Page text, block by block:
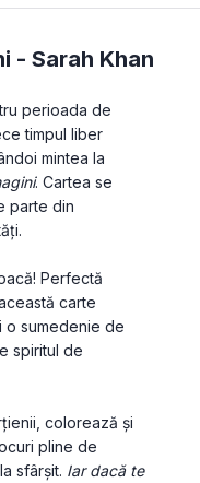
- Sarah Khan
perioada de
timpul liber
mintea la
. Cartea se
parte din
Perfectă
carte
o sumedenie de
spiritul de
colorează și
pline de
sfârșit. Iar dacă te